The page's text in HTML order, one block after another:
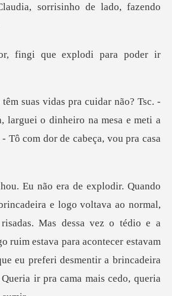
sor
fingi que explodi
larguei o dinheiro na mesa e meti a
Mas dessa vez o tédio e a
ruim estava para acontecer estavam